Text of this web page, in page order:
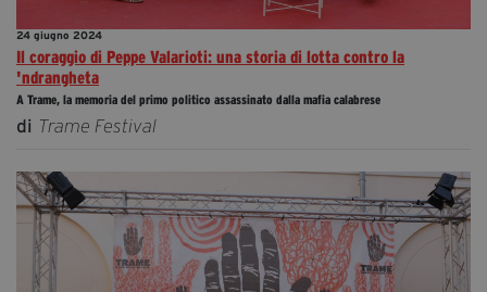
24 giugno 2024
Il coraggio di Peppe Valarioti: una storia di lotta contro la
'ndrangheta
A Trame, la memoria del primo politico assassinato dalla mafia calabrese
di Trame Festival